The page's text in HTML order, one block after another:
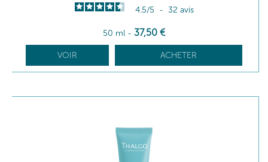
4.5/5 - 32 avis
50 ml - 37,50 €
VOIR ACHETER